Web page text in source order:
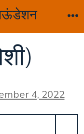
4, 2022